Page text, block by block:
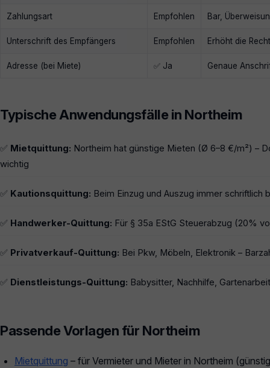
Zahlungsart Empfohlen Bar,
Unterschrift des Empfängers Empfohlen Erhöht die
Adresse (bei Miete) ✅ Ja Genaue
Typische Anwendungsfälle in Northeim
✅ Mietquittung: Northeim hat günstige Mieten (Ø 6–8 €/m²) –
wichtig
✅ Kautionsquittung: Beim Einzug und Auszug immer schriftlich
✅ Handwerker-Quittung: Für § 35a EStG Steuerabzug (20%
✅ Privatverkauf-Quittung: Bei Pkw, Möbeln, Elektronik –
✅ Dienstleistungs-Quittung: Babysitter, Nachhilfe,
Passende Vorlagen für Northeim
Mietquittung – für Vermieter und Mieter in Northeim